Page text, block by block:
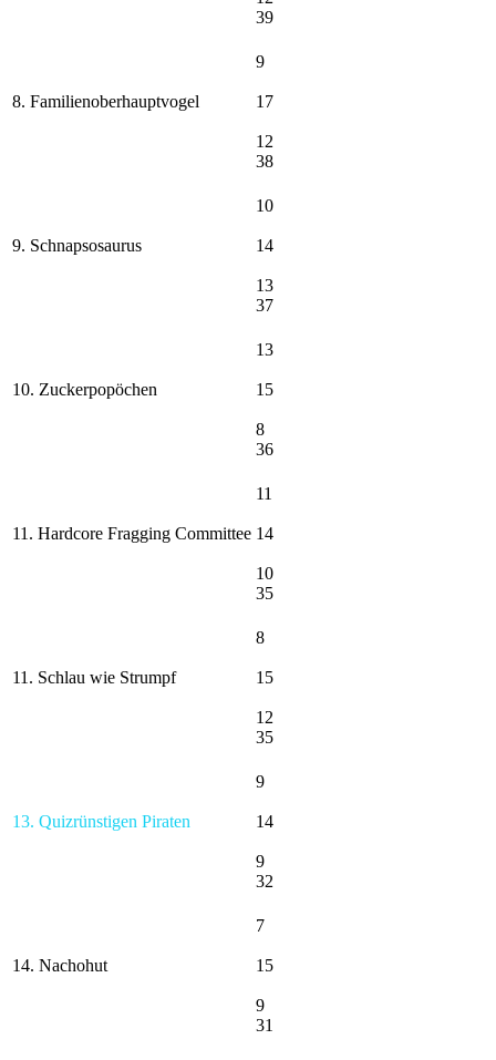
39
8. Familienoberhauptvogel
9
17
12
38
9. Schnapsosaurus
10
14
13
37
10. Zuckerpopöchen
13
15
8
36
11. Hardcore Fragging Committee
11
14
10
35
11. Schlau wie Strumpf
8
15
12
35
13. Quizrünstigen Piraten
9
14
9
32
14. Nachohut
7
15
9
31